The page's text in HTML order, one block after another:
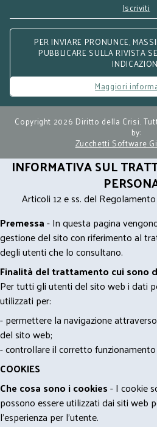
Iscriviti
PER INVIARE PRONUNCE,
PUBBLICARE SULLA RIVISTA
Maggiori
Copyright 2026 Diritto della Crisi.
by:
Zucchetti Software
INFORMATIVA SUL
Articoli 12 e ss. del
Premessa- In questa pagina
gestione del sito con riferimento al
degli utenti che lo consultano.
Finalità del trattamento cui sono
Per tutti gli utenti del sito web i dati
utilizzati per:
- permettere la navigazione
del sito web;
- controllare il corretto
COOKIES
Che cosa sono i cookies- I cookie
possono essere utilizzati dai siti web
l'esperienza per l'utente.